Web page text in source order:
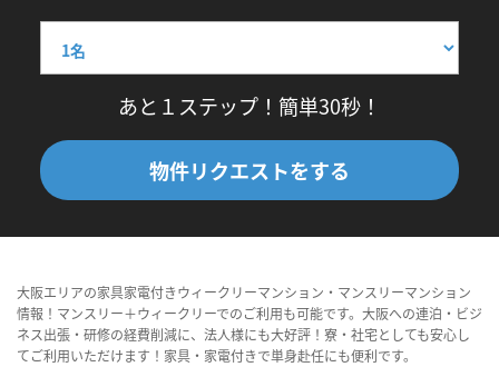
あと１ステップ！簡単30秒！
物件リクエストをする
大阪エリアの家具家電付きウィークリーマンション・マンスリーマンション
情報！マンスリー＋ウィークリーでのご利用も可能です。大阪への連泊・ビジ
ネス出張・研修の経費削減に、法人様にも大好評！寮・社宅としても安心し
てご利用いただけます！家具・家電付きで単身赴任にも便利です。